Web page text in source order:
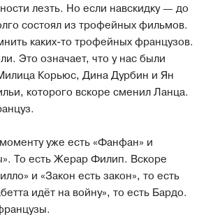
лезть. Но если навскидку — до
состоял из трофейных фильмов.
каких-то трофейных французов.
Это означает, что у нас были
Корьюс, Дина Дурбин и Ян
которого вскоре сменил Ланца.
уже есть «Фанфан» и
То есть Жерар Филип. Вскоре
и «Закон есть закон», то есть
идёт на войну», то есть Бардо.